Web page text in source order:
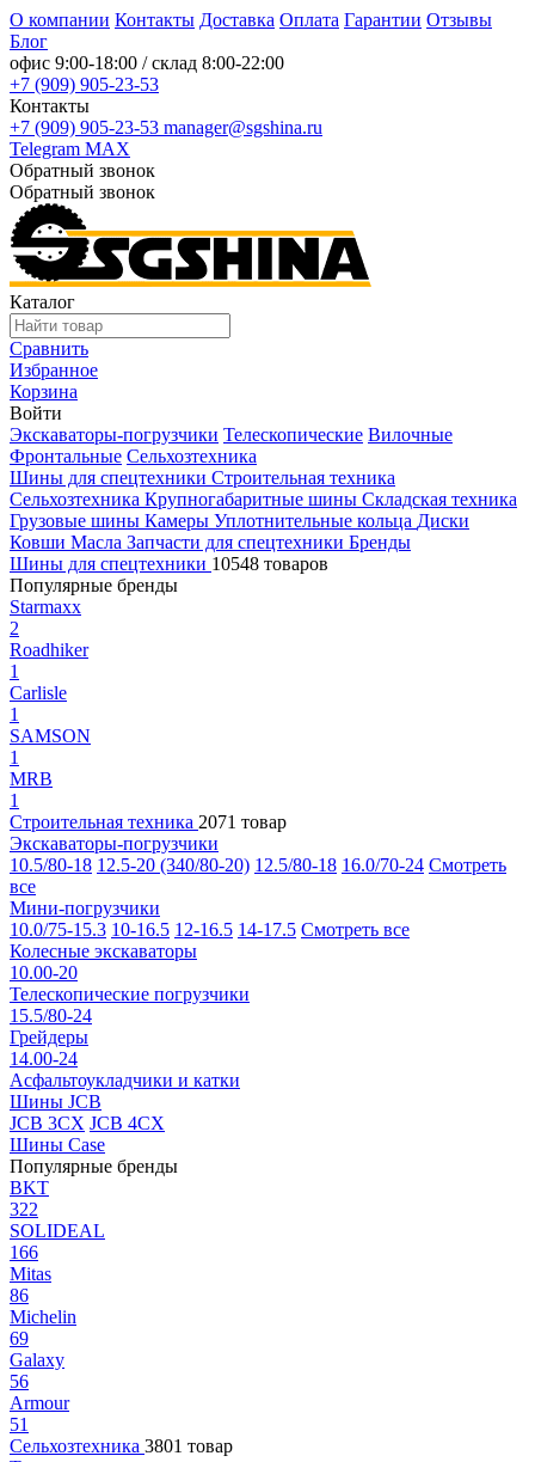
О компании Контакты Доставка Оплата Гарантии Отзывы
Блог
офис 9:00-18:00 / склад 8:00-22:00
+7 (909) 905-23-53
Контакты
+7 (909) 905-23-53 manager@sgshina.ru
Telegram MAX
Обратный звонок
Обратный звонок
Каталог
Сравнить
Избранное
Корзина
Войти
Экскаваторы-погрузчики Телескопические Вилочные
Фронтальные Сельхозтехника
Шины для спецтехники Строительная техника
Сельхозтехника Крупногабаритные шины Складская техника
Грузовые шины Камеры Уплотнительные кольца Диски
Ковши Масла Запчасти для спецтехники Бренды
Шины для спецтехники 10548 товаров
Популярные бренды
Starmaxx
2
Roadhiker
1
Carlisle
1
SAMSON
1
MRB
1
Строительная техника 2071 товар
Экскаваторы-погрузчики
10.5/80-18 12.5-20 (340/80-20) 12.5/80-18 16.0/70-24 Смотреть
все
Мини-погрузчики
10.0/75-15.3 10-16.5 12-16.5 14-17.5 Смотреть все
Колесные экскаваторы
10.00-20
Телескопические погрузчики
15.5/80-24
Грейдеры
14.00-24
Асфальтоукладчики и катки
Шины JCB
JCB 3CX JCB 4CX
Шины Case
Популярные бренды
BKT
322
SOLIDEAL
166
Mitas
86
Michelin
69
Galaxy
56
Armour
51
Сельхозтехника 3801 товар